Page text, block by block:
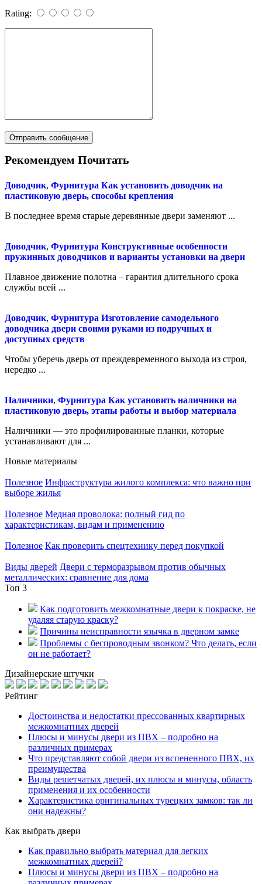
Rating:
Рекомендуем Почитать
Доводчик, Фурнитура Как установить доводчик на
пластиковую дверь, способы крепления
В последнее время старые деревянные двери заменяют ...
Доводчик, Фурнитура Конструктивные особенности
пружинных доводчиков и варианты установки на двери
Плавное движение полотна – гарантия длительного срока
службы всей ...
Доводчик, Фурнитура Изготовление самодельного
доводчика двери своими руками из подручных и
доступных средств
Чтобы уберечь дверь от преждевременного выхода из строя,
нередко ...
Наличники, Фурнитура Как установить наличники на
пластиковую дверь, этапы работы и выбор материала
Наличники — это профилированные планки, которые
устанавливают для ...
Новые материалы
Полезное Инфраструктура жилого комплекса: что важно при
выборе жилья
Полезное Медная проволока: полный гид по
характеристикам, видам и применению
Полезное Как проверить спецтехнику перед покупкой
Виды дверей Двери с терморазрывом против обычных
металлических: сравнение для дома
Топ 3
Как подготовить межкомнатные двери к покраске, не
удаляя старую краску?
Причины неисправности язычка в дверном замке
Проблемы с беспроводным звонком? Что делать, если
он не работает?
Дизайнерские штучки
Рейтинг
Достоинства и недостатки прессованных квартирных
межкомнатных дверей
Плюсы и минусы двери из ПВХ – подробно на
различных примерах
Что представляют собой двери из вспененного ПВХ, их
преимущества
Виды решетчатых дверей, их плюсы и минусы, область
применения и их особенности
Характеристика оригинальных турецких замков: так ли
они надежны?
Как выбрать двери
Как правильно выбрать материал для легких
межкомнатных дверей?
Плюсы и минусы двери из ПВХ – подробно на